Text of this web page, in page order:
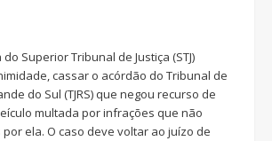
Superior Tribunal de Justiça (STJ)
cassar o acórdão do Tribunal de
do Sul (TJRS) que negou recurso de
multada por infrações que não
ela. O caso deve voltar ao juízo de